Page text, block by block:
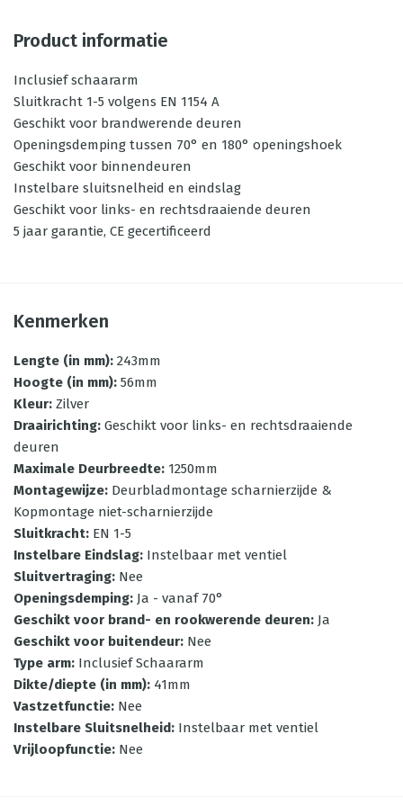
Product informatie
Inclusief schaararm
Sluitkracht 1-5 volgens EN 1154 A
Geschikt voor brandwerende deuren
Openingsdemping tussen 70° en 180° openingshoek
Geschikt voor binnendeuren
Instelbare sluitsnelheid en eindslag
Geschikt voor links- en rechtsdraaiende deuren
5 jaar garantie, CE gecertificeerd
Kenmerken
Lengte (in mm): 243mm
Hoogte (in mm): 56mm
Kleur: Zilver
Draairichting: Geschikt voor links- en rechtsdraaiende
deuren
Maximale Deurbreedte: 1250mm
Montagewijze: Deurbladmontage scharnierzijde &
Kopmontage niet-scharnierzijde
Sluitkracht: EN 1-5
Instelbare Eindslag: Instelbaar met ventiel
Sluitvertraging: Nee
Openingsdemping: Ja - vanaf 70°
Geschikt voor brand- en rookwerende deuren: Ja
Geschikt voor buitendeur: Nee
Type arm: Inclusief Schaararm
Dikte/diepte (in mm): 41mm
Vastzetfunctie: Nee
Instelbare Sluitsnelheid: Instelbaar met ventiel
Vrijloopfunctie: Nee